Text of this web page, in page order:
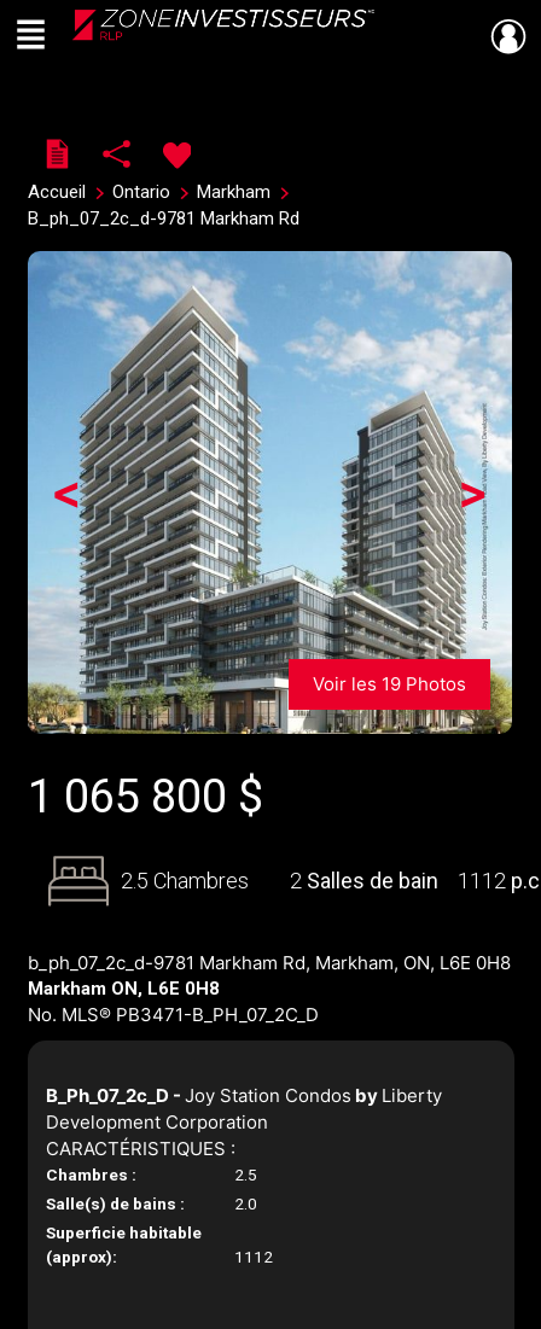
Live
En Direct
Menu
Accueil Ontario
Markham
B_ph_07_2c_d-9781 Markham Rd
>
<
Voir les 19 Photos
1 065 800 $
2.5 Chambres 2 Salles de bain 1112
b_ph_07_2c_d-9781 Markham Rd, Markham, ON, L6E 0H8
Markham ON, L6E 0H8
No. MLS® PB3471-B_PH_07_2C_D
B_Ph_07_2c_D - Joy Station Condos by Liberty
Development Corporation
CARACTÉRISTIQUES :
Chambres :
2.5
Salle(s) de bains :
2.0
Superficie habitable
(approx):
1112